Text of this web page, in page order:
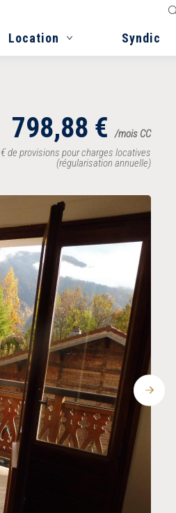
Location Syndic
798,88 €
/mois CC
€de provisions pour charges locatives
(régularisation annuelle)
Suivant